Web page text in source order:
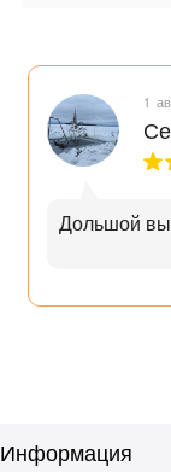
1
Дольшой
Информация